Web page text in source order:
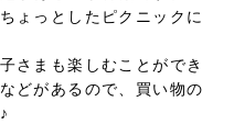
ょっとしたピクニックに
さまも楽しむことができ
どがあるので、買い物の